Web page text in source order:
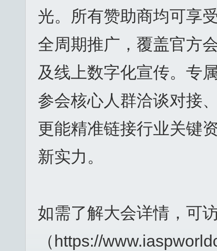
光。所有赞助商均可享
全周期推广，覆盖官方
及线上数字化宣传。专
参会核心人群洽谈对接
更能精准链接行业关键
新实力。
如需了解大会详情，可
（https://